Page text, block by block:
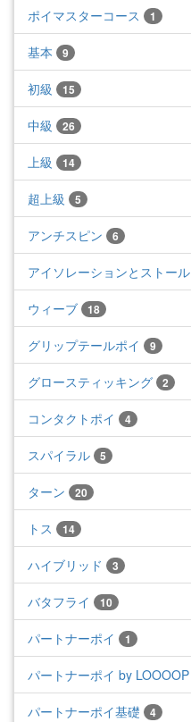
ポイマスターコース 1
基本 9
初級 15
中級 26
上級 14
超上級 5
アンチスピン 6
アイソレーションとストール
ウィーブ 18
グリップテールポイ 9
グロースティッキング 2
コンタクトポイ 4
スパイラル 5
ターン 20
トス 14
ハイブリッド 3
バタフライ 10
パートナーポイ 1
パートナーポイ by LOOOOP
パートナーポイ基礎 4